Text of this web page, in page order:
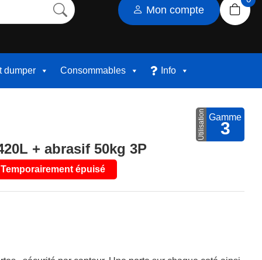
Mon compte
dumper Consommables Info
+ abrasif 50kg 3P
Temporairement épuisé
Utilisation Gamme
3